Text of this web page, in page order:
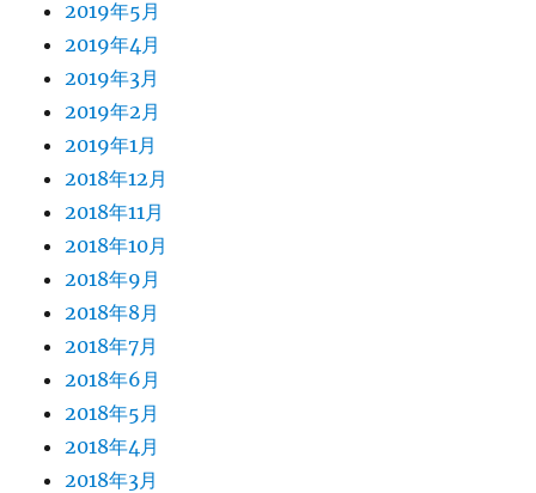
2019年5月
2019年4月
2019年3月
2019年2月
2019年1月
2018年12月
2018年11月
2018年10月
2018年9月
2018年8月
2018年7月
2018年6月
2018年5月
2018年4月
2018年3月